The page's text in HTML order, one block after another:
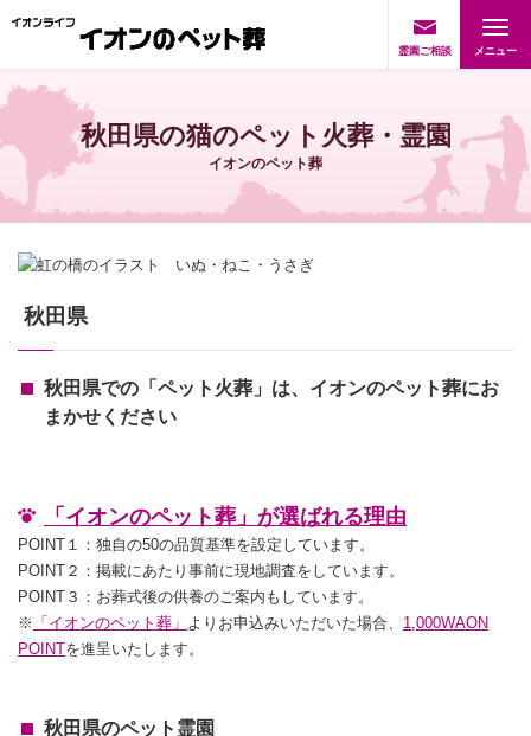
霊園ご相談
秋田県の猫のペット火葬・霊園
イオンのペット葬
秋田県
秋田県での「ペット火葬」は、イオンのペット葬にお
まかせください
「イオンのペット葬」が選ばれる理由
POINT１：独自の50の品質基準を設定しています。
POINT２：掲載にあたり事前に現地調査をしています。
POINT３：お葬式後の供養のご案内もしています。
※ 「イオンのペット葬」 よりお申込みいただいた場合、 1,000WAON
POINTを進呈いたします。
秋田県のペット霊園